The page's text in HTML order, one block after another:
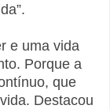
e uma vida
Porque a
que
Destacou